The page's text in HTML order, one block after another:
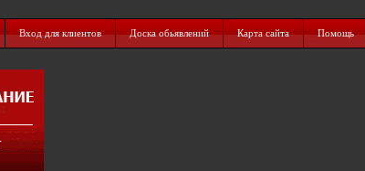
Вход для клиентов Доска обьявлений Карта сайта Помощь